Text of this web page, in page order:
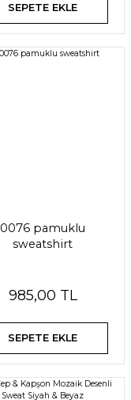
SEPETE EKLE
0076 pamuklu
sweatshirt
985,00 TL
SEPETE EKLE